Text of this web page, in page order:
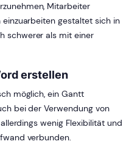
Mitarbeiter
gestaltet sich in
schwerer als mit einer
erstellen
möglich, ein Gantt
bei der Verwendung von
wenig Flexibilität und
verbunden.